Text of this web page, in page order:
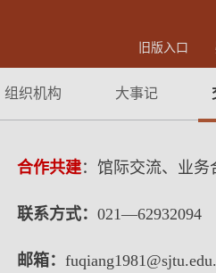
旧版入口
组织机构 大事记
合作共建：馆际交流、业务
联系方式： 021—62932094
邮箱：